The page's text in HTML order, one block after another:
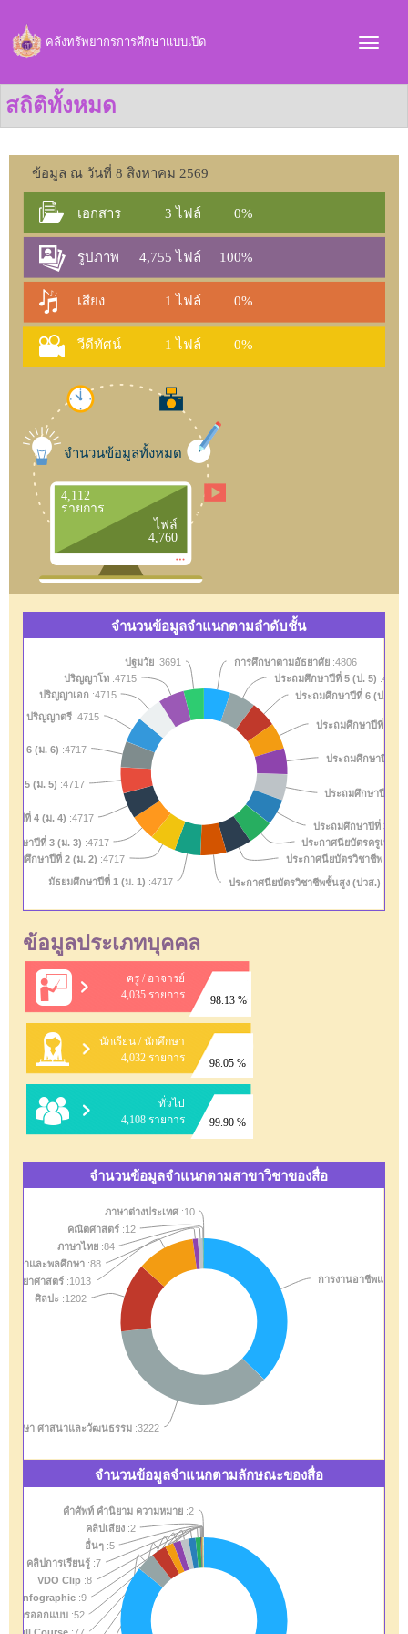
คลังทรัพยากรการศึกษาแบบเปิด
สถิติทั้งหมด
ข้อมูล ณ วันที่ 8 สิงหาคม 2569
เอกสาร 3 ไฟล์ 0%
รูปภาพ 4,755 ไฟล์ 100%
เสียง 1 ไฟล์ 0%
วีดีทัศน์ 1 ไฟล์ 0%
จำนวนข้อมูลทั้งหมด
4,112
รายการ
ไฟล์
4,760
จำนวนข้อมูลจำแนกตามลำดับชั้น
การศึกษาตามอัธยาศัย :4806
ประถมศึกษาปีที่ 5 (ป. 5) :4766
ประถมศึกษาปีที่ 6 (ป. 6)
ประถมศึกษาปีที่ 4 (ป
ประถมศึกษาปีที่ 1
ประถมศึกษาปีที่ 2 (
ประถมศึกษาปีที่ 3 (ป.
ประกาศนียบัตรครูเทค
ประกาศนียบัตรวิชาชีพ (ปว
ประกาศนียบัตรวิชาชีพชั้นสูง (ปวส.)
มัธยมศึกษาปีที่ 1 (ม. 1) :4717
มัธยมศึกษาปีที่ 2 (ม. 2) :4717
มศึกษาปีที่ 3 (ม. 3) :4717
ษาปีที่ 4 (ม. 4) :4717
ปีที่ 5 (ม. 5) :4717
าปีที่ 6 (ม. 6) :4717
ปริญญาตรี :4715
ปริญญาเอก :4715
ปริญญาโท :4715
ปฐมวัย :3691
ข้อมูลประเภทบุคคล
ครู / อาจารย์
4,035 รายการ
98.13 %
นักเรียน / นักศึกษา
4,032 รายการ
98.05 %
ทั่วไป
4,108 รายการ
99.90 %
จำนวนข้อมูลจำแนกตามสาขาวิชาของสื่อ
การงานอาชีพและเ
มศึกษา ศาสนาและวัฒนธรรม :3222
ศิลปะ :1202
วิทยาศาสตร์ :1013
ศึกษาและพลศึกษา :88
ภาษาไทย :84
คณิตศาสตร์ :12
ภาษาต่างประเทศ :10
จำนวนข้อมูลจำแนกตามลักษณะของสื่อ
ะการออกแบบ :52
Infographic :9
VDO Clip :8
คลิปการเรียนรู้ :7
อื่นๆ :5
คลิปเสียง :2
คำศัพท์ คำนิยาม ความหมาย :2
Unit of Study:1
สื่อปฏิสัมพันธ์:1
หนังสือ:1
เกมส์:1
ใบงาน:1